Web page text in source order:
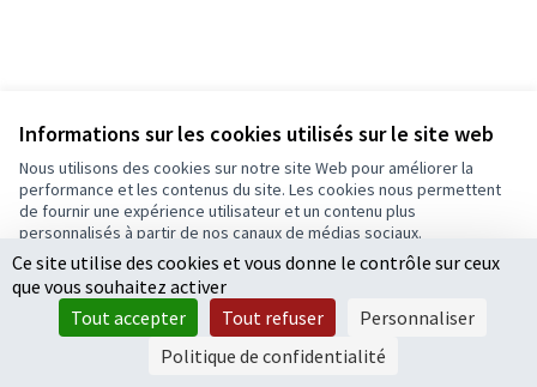
Informations sur les cookies utilisés sur le site web
Nous utilisons des cookies sur notre site Web pour améliorer la
performance et les contenus du site. Les cookies nous permettent
de fournir une expérience utilisateur et un contenu plus
personnalisés à partir de nos canaux de médias sociaux.
Tout accepter
Accepter seulement les cookies essentiels
Paramètres
Conditions d'utilisation
Paramètres des cookies
Ecrivons Angers sur X
(Lien externe)
Ecrivons Angers sur Facebook
(Lien externe)
logiciel libre Decidim
(Lien externe)
.
Licence
(Lien
Ce site utilise des cookies et vous donne le contrôle sur ceux
que vous souhaitez activer
Tout accepter
Tout refuser
Personnaliser
Politique de confidentialité